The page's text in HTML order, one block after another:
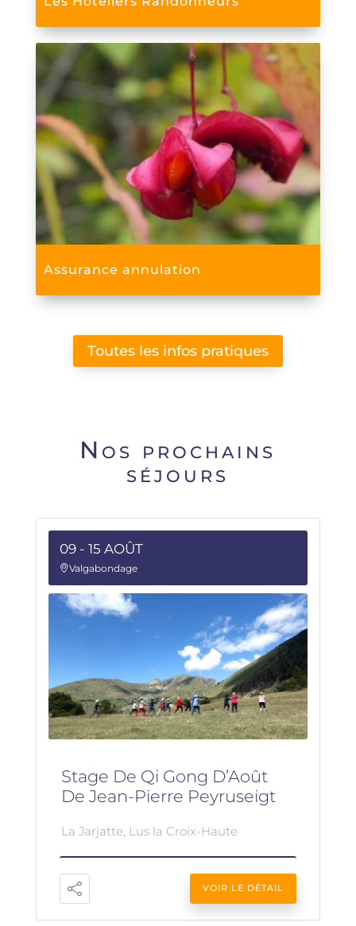
Assurance annulation
Toutes les infos pratiques
Nos prochains
séjours
09 - 15 AOÛT
Valgabondage
Stage De Qi Gong D’Août
De Jean-Pierre Peyruseigt
La Jarjatte, Lus la Croix-Haute
VOIR LE DÉTAIL